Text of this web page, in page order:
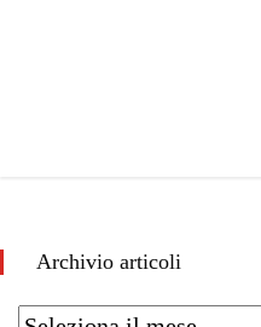
Archivio articoli